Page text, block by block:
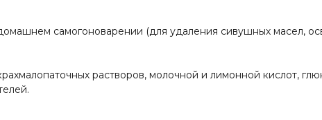
самогоноварении (для удаления сивушных масел,
растворов, молочной и лимонной кислот,